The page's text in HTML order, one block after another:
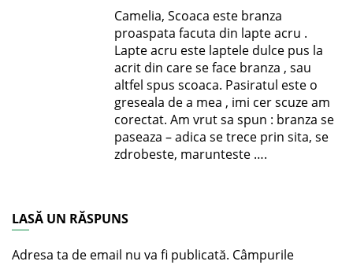
Camelia, Scoaca este branza
proaspata facuta din lapte acru .
Lapte acru este laptele dulce pus la
acrit din care se face branza , sau
altfel spus scoaca. Pasiratul este o
greseala de a mea , imi cer scuze am
corectat. Am vrut sa spun : branza se
paseaza – adica se trece prin sita, se
zdrobeste, marunteste ….
LASĂ UN RĂSPUNS
Adresa ta de email nu va fi publicată. Câmpurile